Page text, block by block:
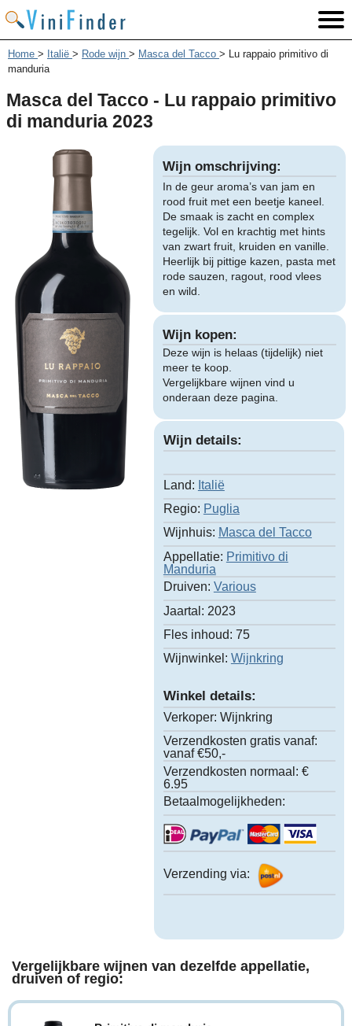
Home > Italië > Rode wijn > Masca del Tacco > Lu rappaio primitivo di
manduria
Masca del Tacco - Lu rappaio primitivo
di manduria 2023
Wijn omschrijving:
In de geur aroma’s van jam en
rood fruit met een beetje kaneel.
De smaak is zacht en complex
tegelijk. Vol en krachtig met hints
van zwart fruit, kruiden en vanille.
Heerlijk bij pittige kazen, pasta met
rode sauzen, ragout, rood vlees
en wild.
Wijn kopen:
Deze wijn is helaas (tijdelijk) niet
meer te koop.
Vergelijkbare wijnen vind u
onderaan deze pagina.
Wijn details:
Land: Italië
Regio: Puglia
Wijnhuis: Masca del Tacco
Appellatie: Primitivo di
Manduria
Druiven: Various
Jaartal: 2023
Fles inhoud: 75
Wijnwinkel: Wijnkring
Winkel details:
Verkoper: Wijnkring
Verzendkosten gratis vanaf:
vanaf €50,-
Verzendkosten normaal: €
6.95
Betaalmogelijkheden:
Verzending via:
Vergelijkbare wijnen van dezelfde appellatie,
druiven of regio: